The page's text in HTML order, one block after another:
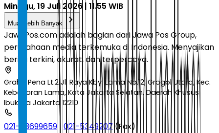
Minggu, 19 Juli 2026 | 11.55 WIB
Muat Lebih Banyak
JawaPos.com adalah bagian dari Jawa Pos Group,
perusahaan media terkemuka di Indonesia. Menyajikan
berita terkini, akurat, dan terpercaya.
Graha Pena Lt.2 Jl. Raya Kby. Lama No.12, Grogol Utara, Kec.
Kebayoran Lama, Kota Jakarta Selatan, Daerah Khusus
Ibukota Jakarta 12210
021-53699659 | 021-5349207 (Fax)